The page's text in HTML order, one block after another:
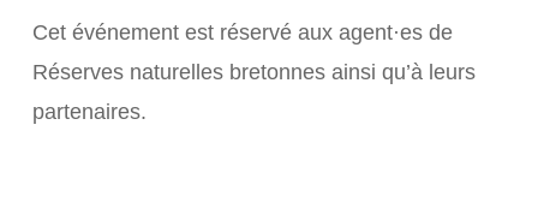
Cet événement est réservé aux agent·es de
Réserves naturelles bretonnes ainsi qu’à leurs
partenaires.